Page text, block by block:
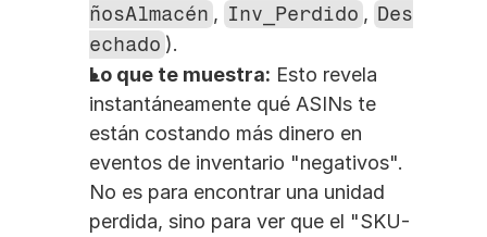
ñosAlmacén , Inv_Perdido , Des
echado ).
Lo que te muestra: Esto revela
instantáneamente qué ASINs te
están costando más dinero en
eventos de inventario "negativos".
No es para encontrar una unidad
perdida, sino para ver que el "SKU-